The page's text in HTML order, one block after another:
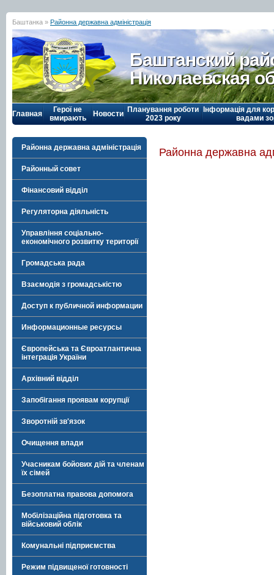
Баштанка » Районна державна адміністрація
Баштанский
Николаевская
Главная
Герої не
вмирають
Новости Планування роботи
2023 року
Інформація для
вадами
Районна державна адміністрація
Районный совет
Фінансовий відділ
Регуляторна діяльність
Управління соціально-
економічного розвитку території
Громадська рада
Взаємодія з громадськістю
Доступ к публичной информации
Информационные ресурсы
Європейська та Євроатлантична
інтеграція України
Архівний відділ
Запобігання проявам корупції
Зворотній зв'язок
Очищення влади
Учасникам бойових дій та членам
їх сімей
Безоплатна правова допомога
Мобілізаційна підготовка та
військовий облік
Комунальні підприємства
Режим підвищеної готовності
Районна державна